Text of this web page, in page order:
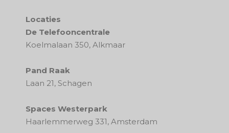
Locaties
De Telefooncentrale
Koelmalaan 350, Alkmaar
Pand Raak
Laan 21, Schagen
Spaces Westerpark
Haarlemmerweg 331, Amsterdam